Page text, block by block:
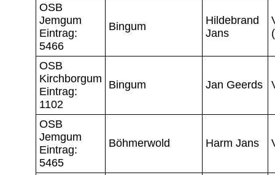
OSB
Jemgum
Eintrag:
5466
Bingum
Hildebrand
Jans
OSB
Kirchborgum
Eintrag:
1102
Bingum Jan Geerds
OSB
Jemgum
Eintrag:
5465
Böhmerwold Harm Jans